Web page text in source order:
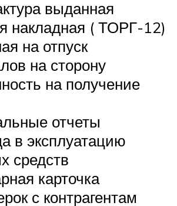
выданная
накладная ( ТОРГ-12)
на отпуск
на сторону
на получение
отчеты
в эксплуатацию
средств
карточка
с контрагентам